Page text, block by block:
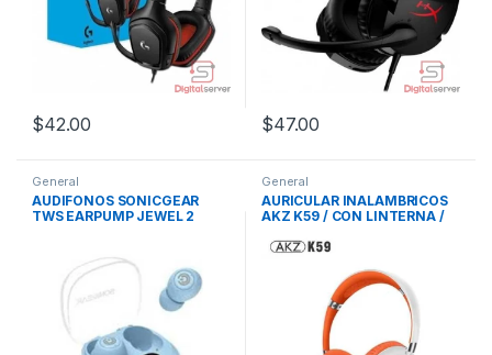
$42.00 $47.00
General
AUDIFONOS SONICGEAR
TWS EARPUMP JEWEL 2
General
AURICULAR INALAMBRICOS
AKZ K59 / CON LINTERNA /
MICRO SD / BLANCO